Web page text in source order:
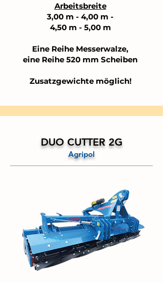
Arbeitsbreite
3,00 m - 4,00 m -
4,50 m - 5,00 m
Eine Reihe Messerwalze,
eine Reihe 520 mm Scheiben
Zusatzgewichte möglich!
DUO CUTTER 2G
Agripol